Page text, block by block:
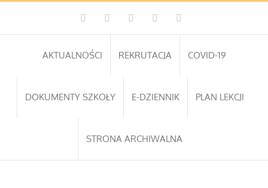
do
zawartości
FacebookInstagramWhatsAppTwitter
AKTUALNOŚCI REKRUTACJA COVID-19
DOKUMENTY SZKOŁY E-DZIENNIK PLAN LEKCJI
STRONA ARCHIWALNA